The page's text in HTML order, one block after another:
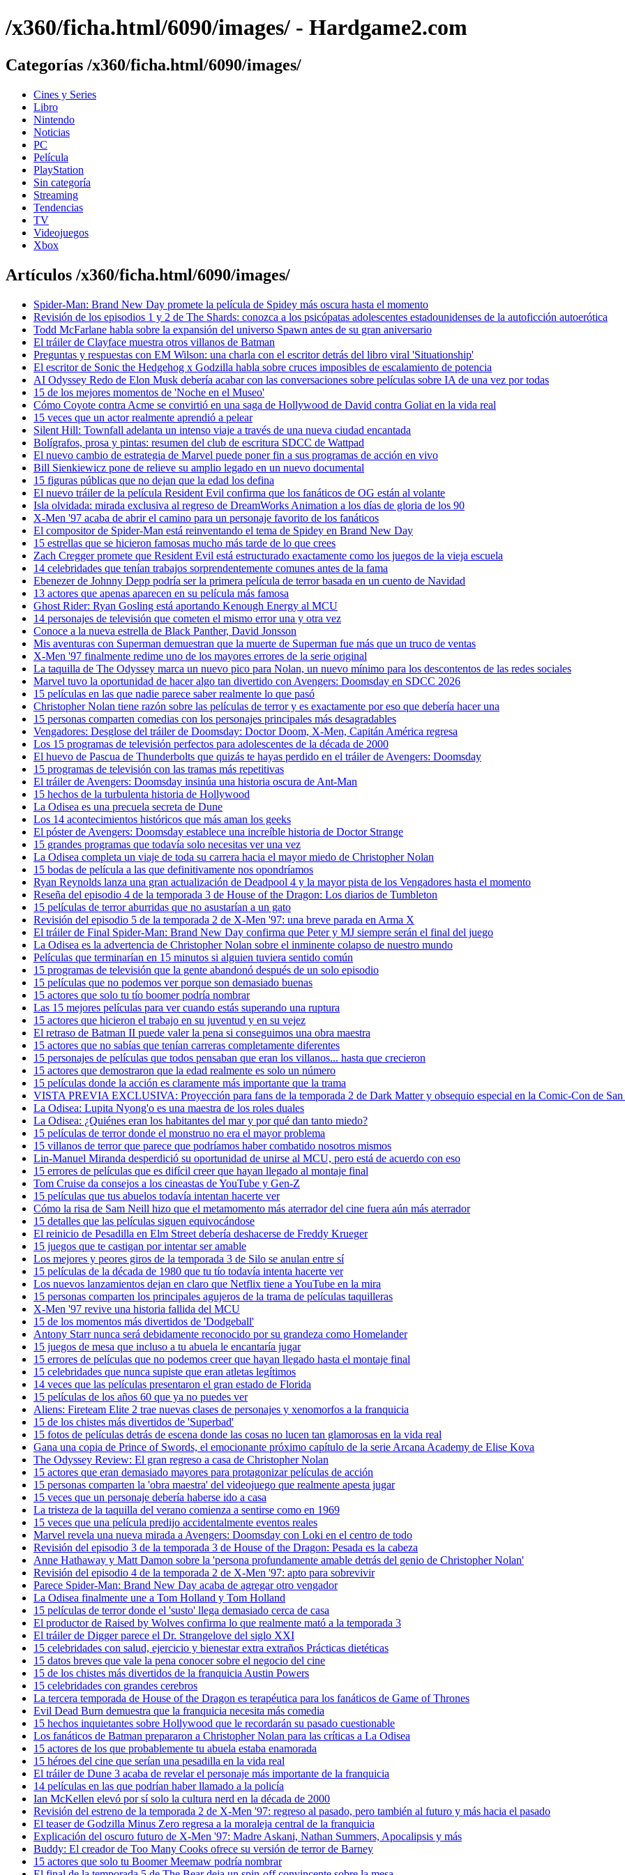
/x360/ficha.html/6090/images/ - Hardgame2.com
Categorías /x360/ficha.html/6090/images/
Cines y Series
Libro
Nintendo
Noticias
PC
Película
PlayStation
Sin categoría
Streaming
Tendencias
TV
Videojuegos
Xbox
Artículos /x360/ficha.html/6090/images/
Spider-Man: Brand New Day promete la película de Spidey más oscura hasta el momento
Revisión de los episodios 1 y 2 de The Shards: conozca a los psicópatas adolescentes estadounidenses de la autoficción autoerótica
Todd McFarlane habla sobre la expansión del universo Spawn antes de su gran aniversario
El tráiler de Clayface muestra otros villanos de Batman
Preguntas y respuestas con EM Wilson: una charla con el escritor detrás del libro viral 'Situationship'
El escritor de Sonic the Hedgehog x Godzilla habla sobre cruces imposibles de escalamiento de potencia
AI Odyssey Redo de Elon Musk debería acabar con las conversaciones sobre películas sobre IA de una vez por todas
15 de los mejores momentos de 'Noche en el Museo'
Cómo Coyote contra Acme se convirtió en una saga de Hollywood de David contra Goliat en la vida real
15 veces que un actor realmente aprendió a pelear
Silent Hill: Townfall adelanta un intenso viaje a través de una nueva ciudad encantada
Bolígrafos, prosa y pintas: resumen del club de escritura SDCC de Wattpad
El nuevo cambio de estrategia de Marvel puede poner fin a sus programas de acción en vivo
Bill Sienkiewicz pone de relieve su amplio legado en un nuevo documental
15 figuras públicas que no dejan que la edad los defina
El nuevo tráiler de la película Resident Evil confirma que los fanáticos de OG están al volante
Isla olvidada: mirada exclusiva al regreso de DreamWorks Animation a los días de gloria de los 90
X-Men '97 acaba de abrir el camino para un personaje favorito de los fanáticos
El compositor de Spider-Man está reinventando el tema de Spidey en Brand New Day
15 estrellas que se hicieron famosas mucho más tarde de lo que crees
Zach Cregger promete que Resident Evil está estructurado exactamente como los juegos de la vieja escuela
14 celebridades que tenían trabajos sorprendentemente comunes antes de la fama
Ebenezer de Johnny Depp podría ser la primera película de terror basada en un cuento de Navidad
13 actores que apenas aparecen en su película más famosa
Ghost Rider: Ryan Gosling está aportando Kenough Energy al MCU
14 personajes de televisión que cometen el mismo error una y otra vez
Conoce a la nueva estrella de Black Panther, David Jonsson
Mis aventuras con Superman demuestran que la muerte de Superman fue más que un truco de ventas
X-Men '97 finalmente redime uno de los mayores errores de la serie original
La taquilla de The Odyssey marca un nuevo pico para Nolan, un nuevo mínimo para los descontentos de las redes sociales
Marvel tuvo la oportunidad de hacer algo tan divertido con Avengers: Doomsday en SDCC 2026
15 películas en las que nadie parece saber realmente lo que pasó
Christopher Nolan tiene razón sobre las películas de terror y es exactamente por eso que debería hacer una
15 personas comparten comedias con los personajes principales más desagradables
Vengadores: Desglose del tráiler de Doomsday: Doctor Doom, X-Men, Capitán América regresa
Los 15 programas de televisión perfectos para adolescentes de la década de 2000
El huevo de Pascua de Thunderbolts que quizás te hayas perdido en el tráiler de Avengers: Doomsday
15 programas de televisión con las tramas más repetitivas
El tráiler de Avengers: Doomsday insinúa una historia oscura de Ant-Man
15 hechos de la turbulenta historia de Hollywood
La Odisea es una precuela secreta de Dune
Los 14 acontecimientos históricos que más aman los geeks
El póster de Avengers: Doomsday establece una increíble historia de Doctor Strange
15 grandes programas que todavía solo necesitas ver una vez
La Odisea completa un viaje de toda su carrera hacia el mayor miedo de Christopher Nolan
15 bodas de película a las que definitivamente nos opondríamos
Ryan Reynolds lanza una gran actualización de Deadpool 4 y la mayor pista de los Vengadores hasta el momento
Reseña del episodio 4 de la temporada 3 de House of the Dragon: Los diarios de Tumbleton
15 películas de terror aburridas que no asustarían a un gato
Revisión del episodio 5 de la temporada 2 de X-Men '97: una breve parada en Arma X
El tráiler de Final Spider-Man: Brand New Day confirma que Peter y MJ siempre serán el final del juego
La Odisea es la advertencia de Christopher Nolan sobre el inminente colapso de nuestro mundo
Películas que terminarían en 15 minutos si alguien tuviera sentido común
15 programas de televisión que la gente abandonó después de un solo episodio
15 películas que no podemos ver porque son demasiado buenas
15 actores que solo tu tío boomer podría nombrar
Las 15 mejores películas para ver cuando estás superando una ruptura
15 actores que hicieron el trabajo en su juventud y en su vejez
El retraso de Batman II puede valer la pena si conseguimos una obra maestra
15 actores que no sabías que tenían carreras completamente diferentes
15 personajes de películas que todos pensaban que eran los villanos... hasta que crecieron
15 actores que demostraron que la edad realmente es solo un número
15 películas donde la acción es claramente más importante que la trama
VISTA PREVIA EXCLUSIVA: Proyección para fans de la temporada 2 de Dark Matter y obsequio especial en la Comic-Con de
La Odisea: Lupita Nyong'o es una maestra de los roles duales
La Odisea: ¿Quiénes eran los habitantes del mar y por qué dan tanto miedo?
15 películas de terror donde el monstruo no era el mayor problema
15 villanos de terror que parece que podríamos haber combatido nosotros mismos
Lin-Manuel Miranda desperdició su oportunidad de unirse al MCU, pero está de acuerdo con eso
15 errores de películas que es difícil creer que hayan llegado al montaje final
Tom Cruise da consejos a los cineastas de YouTube y Gen-Z
15 películas que tus abuelos todavía intentan hacerte ver
Cómo la risa de Sam Neill hizo que el metamomento más aterrador del cine fuera aún más aterrador
15 detalles que las películas siguen equivocándose
El reinicio de Pesadilla en Elm Street debería deshacerse de Freddy Krueger
15 juegos que te castigan por intentar ser amable
Los mejores y peores giros de la temporada 3 de Silo se anulan entre sí
15 películas de la década de 1980 que tu tío todavía intenta hacerte ver
Los nuevos lanzamientos dejan en claro que Netflix tiene a YouTube en la mira
15 personas comparten los principales agujeros de la trama de películas taquilleras
X-Men '97 revive una historia fallida del MCU
15 de los momentos más divertidos de 'Dodgeball'
Antony Starr nunca será debidamente reconocido por su grandeza como Homelander
15 juegos de mesa que incluso a tu abuela le encantaría jugar
15 errores de películas que no podemos creer que hayan llegado hasta el montaje final
15 celebridades que nunca supiste que eran atletas legítimos
14 veces que las películas presentaron el gran estado de Florida
15 películas de los años 60 que ya no puedes ver
Aliens: Fireteam Elite 2 trae nuevas clases de personajes y xenomorfos a la franquicia
15 de los chistes más divertidos de 'Superbad'
15 fotos de películas detrás de escena donde las cosas no lucen tan glamorosas en la vida real
Gana una copia de Prince of Swords, el emocionante próximo capítulo de la serie Arcana Academy de Elise Kova
The Odyssey Review: El gran regreso a casa de Christopher Nolan
15 actores que eran demasiado mayores para protagonizar películas de acción
15 personas comparten la 'obra maestra' del videojuego que realmente apesta jugar
15 veces que un personaje debería haberse ido a casa
La tristeza de la taquilla del verano comienza a sentirse como en 1969
15 veces que una película predijo accidentalmente eventos reales
Marvel revela una nueva mirada a Avengers: Doomsday con Loki en el centro de todo
Revisión del episodio 3 de la temporada 3 de House of the Dragon: Pesada es la cabeza
Anne Hathaway y Matt Damon sobre la 'persona profundamente amable detrás del genio de Christopher Nolan'
Revisión del episodio 4 de la temporada 2 de X-Men '97: apto para sobrevivir
Parece Spider-Man: Brand New Day acaba de agregar otro vengador
La Odisea finalmente une a Tom Holland y Tom Holland
15 películas de terror donde el 'susto' llega demasiado cerca de casa
El productor de Raised by Wolves confirma lo que realmente mató a la temporada 3
El tráiler de Digger parece el Dr. Strangelove del siglo XXI
15 celebridades con salud, ejercicio y bienestar extra extraños Prácticas dietéticas
15 datos breves que vale la pena conocer sobre el negocio del cine
15 de los chistes más divertidos de la franquicia Austin Powers
15 celebridades con grandes cerebros
La tercera temporada de House of the Dragon es terapéutica para los fanáticos de Game of Thrones
Evil Dead Burn demuestra que la franquicia necesita más comedia
15 hechos inquietantes sobre Hollywood que le recordarán su pasado cuestionable
Los fanáticos de Batman prepararon a Christopher Nolan para las críticas a La Odisea
15 actores de los que probablemente tu abuela estaba enamorada
15 héroes del cine que serían una pesadilla en la vida real
El tráiler de Dune 3 acaba de revelar el personaje más importante de la franquicia
14 películas en las que podrían haber llamado a la policía
Ian McKellen elevó por sí solo la cultura nerd en la década de 2000
Revisión del estreno de la temporada 2 de X-Men '97: regreso al pasado, pero también al futuro y más hacia el pasado
El teaser de Godzilla Minus Zero regresa a la moraleja central de la franquicia
Explicación del oscuro futuro de X-Men '97: Madre Askani, Nathan Summers, Apocalipsis y más
Buddy: El creador de Too Many Cooks ofrece su versión de terror de Barney
15 actores que solo tu Boomer Meemaw podría nombrar